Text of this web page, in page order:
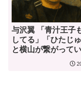
与沢翼 「青汁王子
してる」「ひたじ
と横山が繋がって
…衝撃の暴露が話題